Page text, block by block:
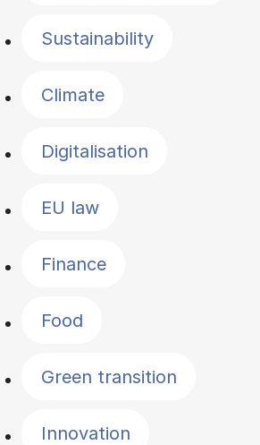
Sustainability
Climate
Digitalisation
EU law
Finance
Food
Green transition
Innovation